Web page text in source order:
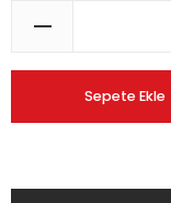
Sepete Ekle